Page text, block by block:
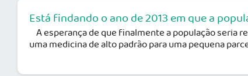
Está findando o ano de 2013 em que a
A esperança de que finalmente a população seria
uma medicina de alto padrão para uma pequena